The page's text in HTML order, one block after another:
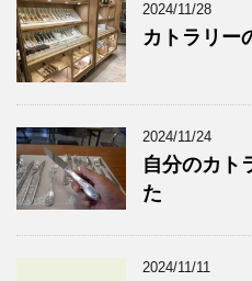
2024/11/28
カトラリー
2024/11/24
自分のカト
た
2024/11/11